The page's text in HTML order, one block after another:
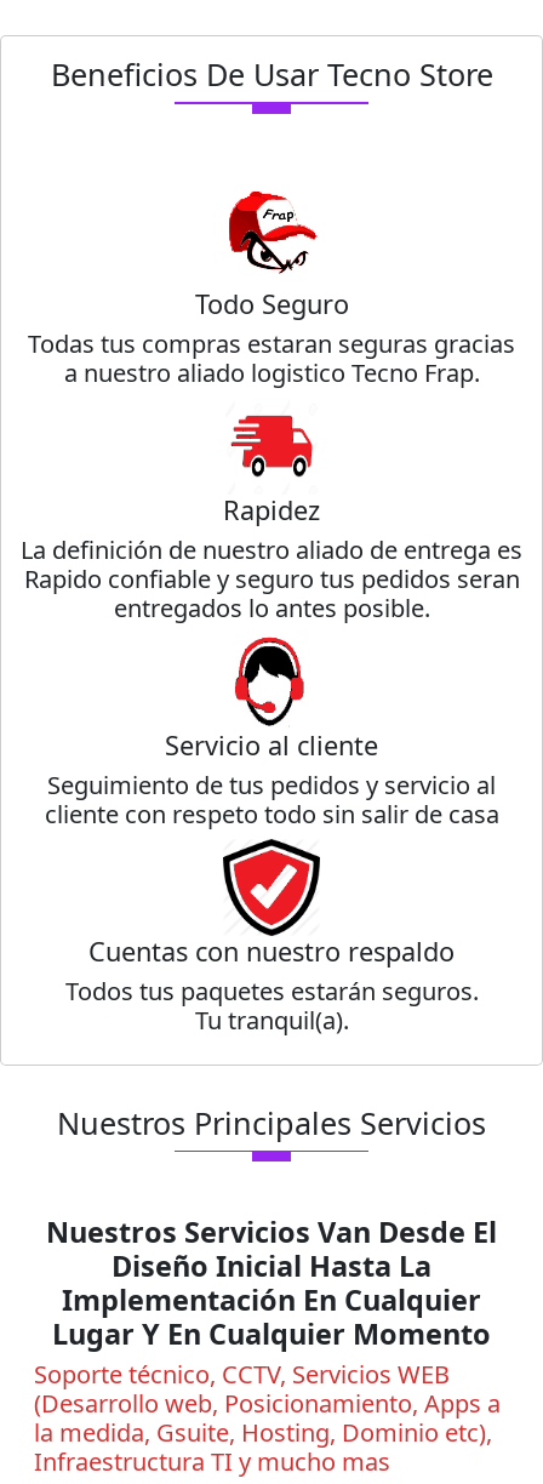
Beneficios De Usar Tecno Store
Todo Seguro
Todas tus compras estaran seguras gracias
a nuestro aliado logistico Tecno Frap.
Rapidez
La definición de nuestro aliado de entrega es
Rapido confiable y seguro tus pedidos seran
entregados lo antes posible.
Servicio al cliente
Seguimiento de tus pedidos y servicio al
cliente con respeto todo sin salir de casa
Cuentas con nuestro respaldo
Todos tus paquetes estarán seguros.
Tu tranquil(a).
Nuestros Principales Servicios
Nuestros Servicios Van Desde El
Diseño Inicial Hasta La
Implementación En Cualquier
Lugar Y En Cualquier Momento
Soporte técnico, CCTV, Servicios WEB
(Desarrollo web, Posicionamiento, Apps a
la medida, Gsuite, Hosting, Dominio etc),
Infraestructura TI y mucho mas